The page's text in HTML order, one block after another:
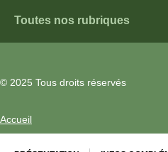
Toutes nos rubriques
Le Parc naturel régional du Morvan
© 2025 Tous droits réservés
Accueil